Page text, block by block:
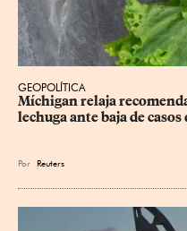
GEOPOLÍTICA
Míchigan relaja
lechuga ante baja de
Por Reuters